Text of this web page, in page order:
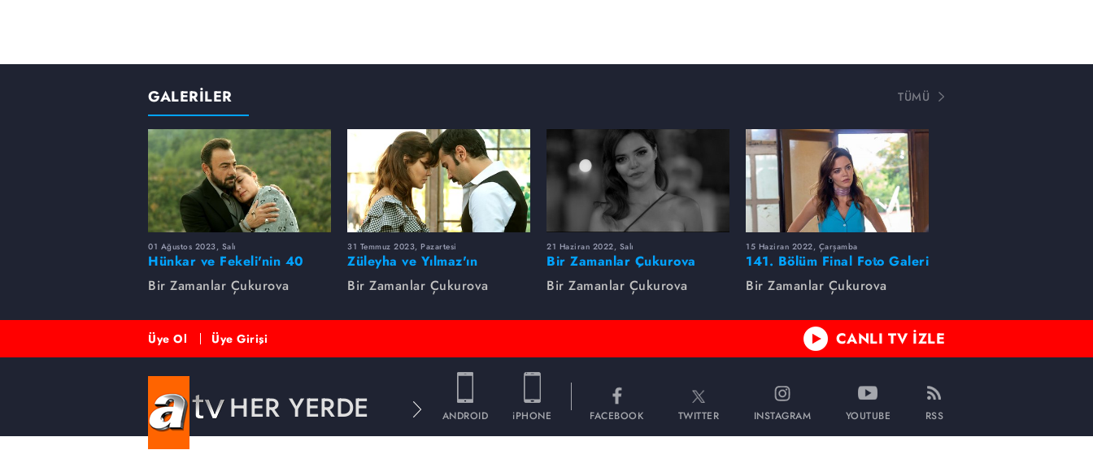
GALERİLER TÜMÜ
01 Ağustos 2023, Salı
Hünkar ve Fekeli'nin 40
yıllık sevdası
Bir Zamanlar Çukurova
31 Temmuz 2023, Pazartesi
Züleyha ve Yılmaz'ın
Unutulmaz Aşkı
Bir Zamanlar Çukurova
21 Haziran 2022, Salı
Bir Zamanlar Çukurova
Zaman Makinesi
Bir Zamanlar Çukurova
15 Haziran 2022, Çarşamba
141. Bölüm Final Foto Galeri
Bir Zamanlar Çukurova
Üye Ol Üye Girişi CANLI TV İZLE
HER YERDE ANDROID iPHONE FACEBOOK TWITTER INSTAGRAM YOUTUBE RSS